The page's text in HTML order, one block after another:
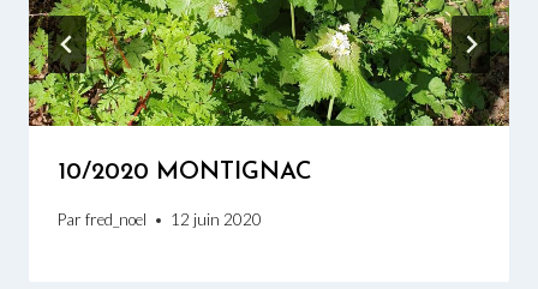
10/2020 MONTIGNAC
Par fred_noel 12 juin 2020